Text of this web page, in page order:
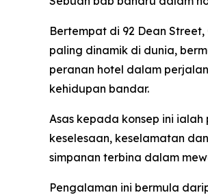
Bertempat di 92 Dean
paling dinamik di dunia,
peranan hotel dalam
kehidupan bandar.
Asas kepada konsep ini
keselesaan, keselamatan
simpanan terbina dalam
Pengalaman ini bermula